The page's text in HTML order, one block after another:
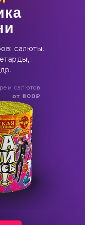
салюты,
салютов
от 800₽